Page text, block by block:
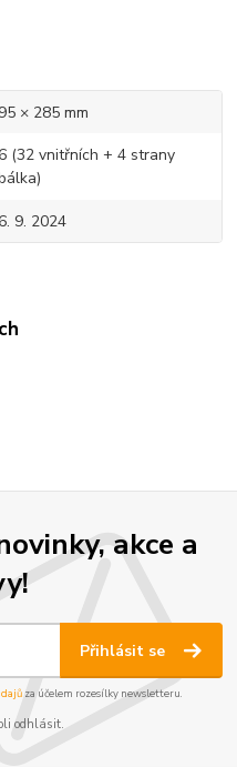
× 285 mm
(32 vnitřních + 4 strany
9. 2024
akce a
Přihlásit se
za účelem rozesílky newsletteru.
odhlásit.